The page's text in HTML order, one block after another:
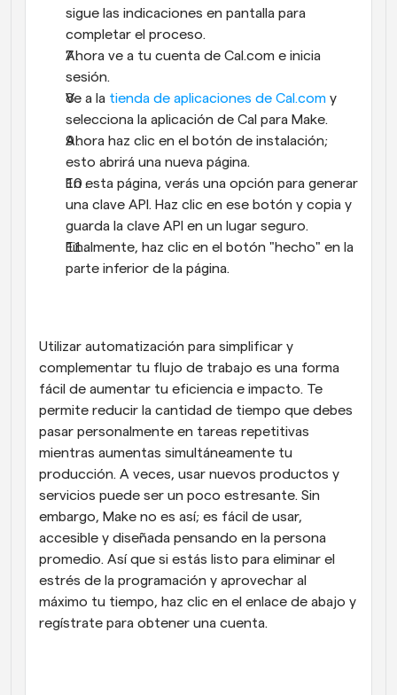
sigue las indicaciones en pantalla para
completar el proceso.
Ahora ve a tu cuenta de Cal.com e inicia
sesión.
Ve a la tienda de aplicaciones de Cal.com y
selecciona la aplicación de Cal para Make.
Ahora haz clic en el botón de instalación;
esto abrirá una nueva página.
En esta página, verás una opción para generar
una clave API. Haz clic en ese botón y copia y
guarda la clave API en un lugar seguro.
Finalmente, haz clic en el botón "hecho" en la
parte inferior de la página.
Utilizar automatización para simplificar y
complementar tu flujo de trabajo es una forma
fácil de aumentar tu eficiencia e impacto. Te
permite reducir la cantidad de tiempo que debes
pasar personalmente en tareas repetitivas
mientras aumentas simultáneamente tu
producción. A veces, usar nuevos productos y
servicios puede ser un poco estresante. Sin
embargo, Make no es así; es fácil de usar,
accesible y diseñada pensando en la persona
promedio. Así que si estás listo para eliminar el
estrés de la programación y aprovechar al
máximo tu tiempo, haz clic en el enlace de abajo y
regístrate para obtener una cuenta.